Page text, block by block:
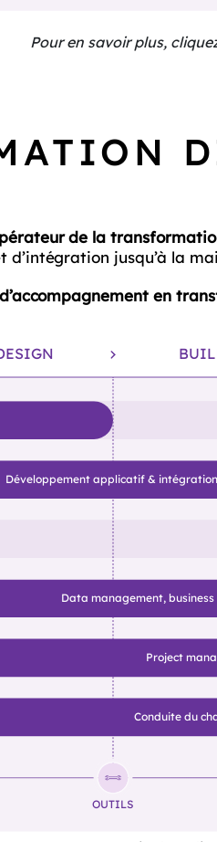
Pour en savoir plus,
de la
jusqu’à la
en
OUTILS
Développement applicatif & intégration
Data management,
Project
Conduite du